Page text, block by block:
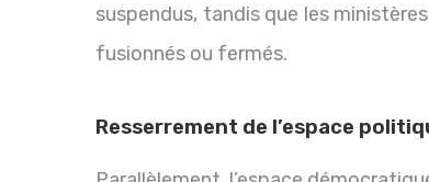
suspendus, tandis que les
fusionnés ou fermés.
Resserrement de l’espace